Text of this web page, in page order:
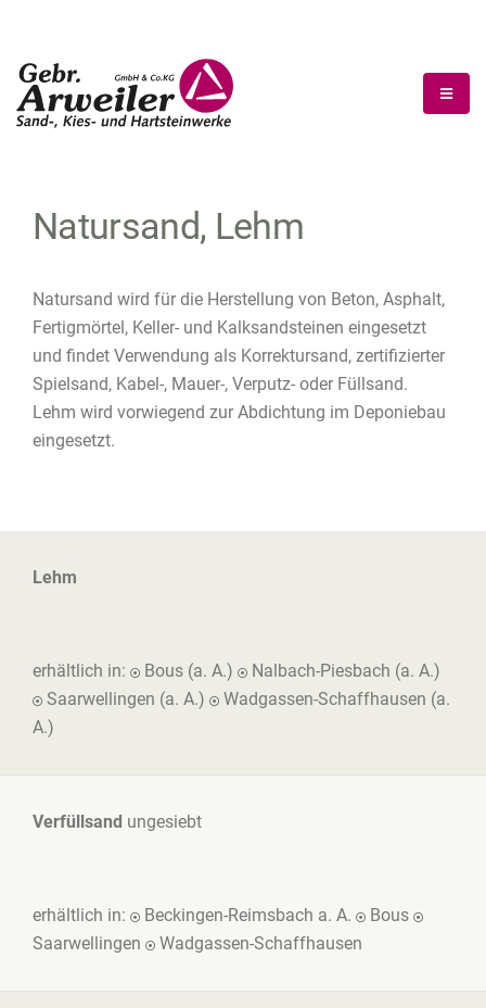
Natursand, Lehm
Natursand wird für die Herstellung von Beton, Asphalt,
Fertigmörtel, Keller- und Kalksandsteinen eingesetzt
und findet Verwendung als Korrektursand, zertifizierter
Spielsand, Kabel-, Mauer-, Verputz- oder Füllsand.
Lehm wird vorwiegend zur Abdichtung im Deponiebau
eingesetzt.
Lehm
erhältlich in: Bous (a. A.)
Nalbach-Piesbach (a. A.)
Saarwellingen (a. A.)
Wadgassen-Schaffhausen (a.
A.)
Verfüllsand ungesiebt
erhältlich in: Beckingen-Reimsbach a. A.
Bous
Saarwellingen
Wadgassen-Schaffhausen